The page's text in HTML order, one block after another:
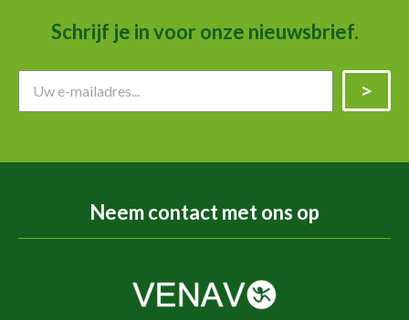
Schrijf je in voor onze nieuwsbrief.
Neem contact met ons op